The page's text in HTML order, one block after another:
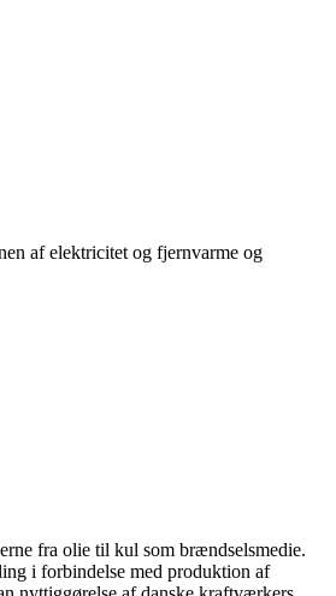
af elektricitet og fjernvarme og
fra olie til kul som brændselsmedie.
i forbindelse med produktion af